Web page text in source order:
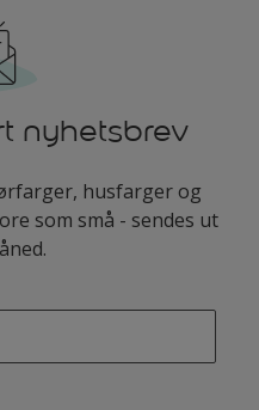
nyhetsbrev
husfarger og
som små - sendes ut